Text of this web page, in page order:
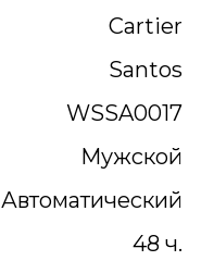
Cartier
Santos
WSSA0017
Мужской
Автоматический
48 ч.